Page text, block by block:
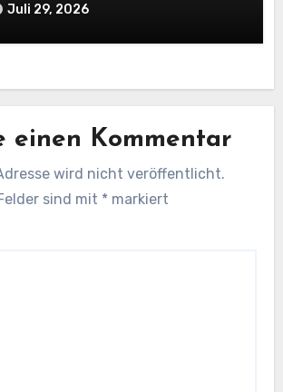
Juli 29, 2026
einen Kommentar
wird nicht veröffentlicht.
sind mit * markiert